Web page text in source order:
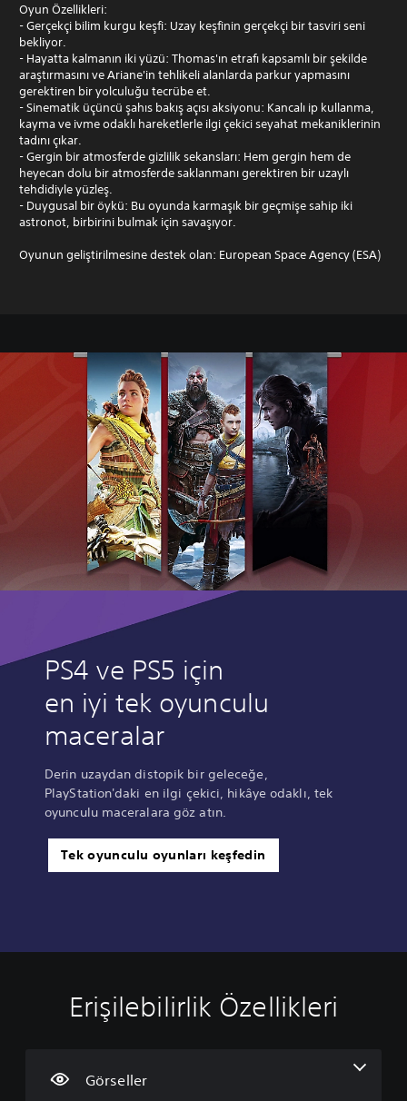
Oyun Özellikleri:
- Gerçekçi bilim kurgu keşfi: Uzay keşfinin gerçekçi bir tasviri seni
bekliyor.
- Hayatta kalmanın iki yüzü: Thomas'ın etrafı kapsamlı bir şekilde
araştırmasını ve Ariane'in tehlikeli alanlarda parkur yapmasını
gerektiren bir yolculuğu tecrübe et.
- Sinematik üçüncü şahıs bakış açısı aksiyonu: Kancalı ip kullanma,
kayma ve ivme odaklı hareketlerle ilgi çekici seyahat mekaniklerinin
tadını çıkar.
- Gergin bir atmosferde gizlilik sekansları: Hem gergin hem de
heyecan dolu bir atmosferde saklanmanı gerektiren bir uzaylı
tehdidiyle yüzleş.
- Duygusal bir öykü: Bu oyunda karmaşık bir geçmişe sahip iki
astronot, birbirini bulmak için savaşıyor.
Oyunun geliştirilmesine destek olan: European Space Agency (ESA)
PS4 ve PS5 için
en iyi tek oyunculu
maceralar
Derin uzaydan distopik bir geleceğe,
PlayStation'daki en ilgi çekici, hikâye odaklı, tek
oyunculu maceralara göz atın.
Tek oyunculu oyunları keşfedin
Erişilebilirlik Özellikleri
Görseller
S
e
i
T
e
e
A
l
a
D
ü
e
K
o
r